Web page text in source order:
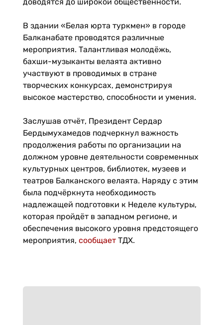
В здании «Белая юрта туркмен» в городе
Балканабате проводятся различные
мероприятия. Талантливая молодёжь,
бахши-музыканты велаята активно
участвуют в проводимых в стране
творческих конкурсах, демонстрируя
высокое мастерство, способности и умения.
Заслушав отчёт, Президент Сердар
Бердымухамедов подчеркнул важность
продолжения работы по организации на
должном уровне деятельности современных
культурных центров, библиотек, музеев и
театров Балканского велаята. Наряду с этим
была подчёркнута необходимость
надлежащей подготовки к Неделе культуры,
которая пройдёт в западном регионе, и
обеспечения высокого уровня предстоящего
мероприятия, сообщаетТДХ.